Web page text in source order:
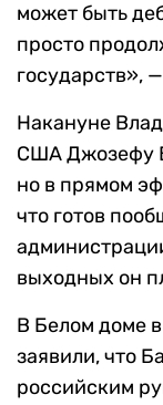
может быть
просто
государств»,
Накануне
США Джозефу
но в прямом
что готов
выходных он
В Белом доме
заявили, что
российским